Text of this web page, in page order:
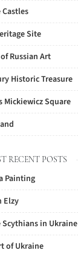
Site
Russian Art
Historic Treasure
Mickiewicz Square
RECENT POSTS
Painting
Elzy
in Ukraine
of Ukraine